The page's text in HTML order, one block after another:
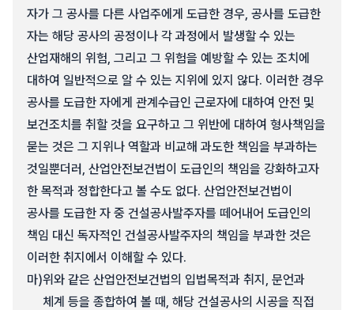
자가 그 공사를 다른 사업주에게 도급한 경우, 공사를 도급한
자는 해당 공사의 공정이나 각 과정에서 발생할 수 있는
산업재해의 위험, 그리고 그 위험을 예방할 수 있는 조치에
대하여 일반적으로 알 수 있는 지위에 있지 않다. 이러한 경우
공사를 도급한 자에게 관계수급인 근로자에 대하여 안전 및
보건조치를 취할 것을 요구하고 그 위반에 대하여 형사책임을
묻는 것은 그 지위나 역할과 비교해 과도한 책임을 부과하는
것일뿐더러, 산업안전보건법이 도급인의 책임을 강화하고자
한 목적과 정합한다고 볼 수도 없다. 산업안전보건법이
공사를 도급한 자 중 건설공사발주자를 떼어내어 도급인의
책임 대신 독자적인 건설공사발주자의 책임을 부과한 것은
이러한 취지에서 이해할 수 있다.
마)위와 같은 산업안전보건법의 입법목적과 취지, 문언과
체계 등을 종합하여 볼 때, 해당 건설공사의 시공을 직접